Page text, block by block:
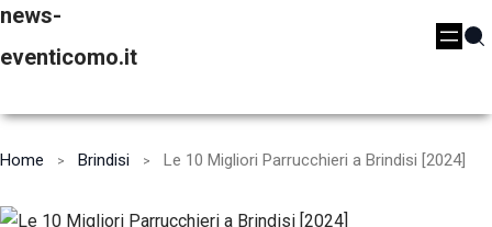
news-
eventicomo.it
Home Brindisi Le 10 Migliori Parrucchieri a Brindisi [2024]